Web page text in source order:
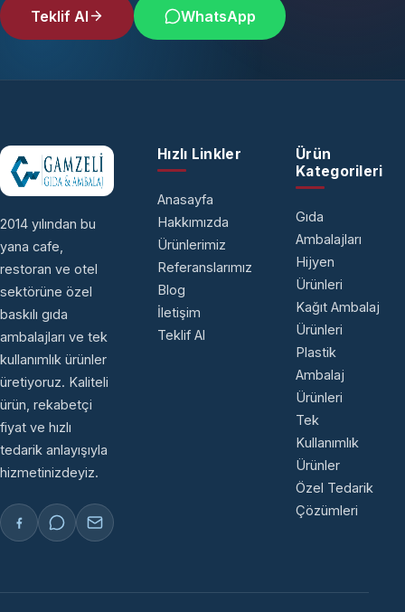
Teklif Al WhatsApp
2014 yılından bu
yana cafe,
restoran ve otel
sektörüne özel
baskılı gıda
ambalajları ve tek
kullanımlık ürünler
üretiyoruz. Kaliteli
ürün, rekabetçi
fiyat ve hızlı
tedarik anlayışıyla
hizmetinizdeyiz.
Hızlı Linkler
Anasayfa
Hakkımızda
Ürünlerimiz
Referanslarımız
Blog
İletişim
Teklif Al
Ürün
Kategorileri
Gıda
Ambalajları
Hijyen
Ürünleri
Kağıt Ambalaj
Ürünleri
Plastik
Ambalaj
Ürünleri
Tek
Kullanımlık
Ürünler
Özel Tedarik
Çözümleri